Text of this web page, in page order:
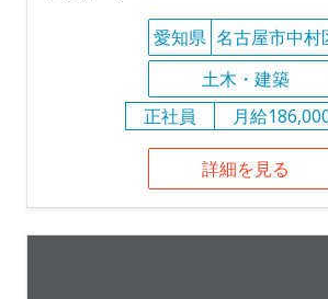
愛知県 名古屋市中村
土木・建築
正社員
月給
詳細を見る